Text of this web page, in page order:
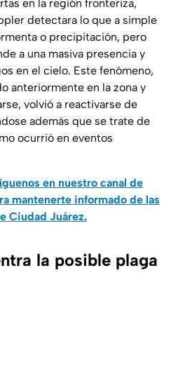
en la región fronteriza,
detectara lo que a simple
o precipitación, pero
a una masiva presencia y
en el cielo. Este fenómeno,
anteriormente en la zona y
volvió a reactivarse de
además que se trate de
ocurrió en eventos
en nuestro canal de
mantenerte informado de las
Ciudad Juárez.
la posible plaga